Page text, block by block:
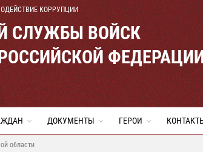
КОРРУПЦИИ
СЛУЖБЫ ВОЙСК
ДОКУМЕНТЫ ГЕРОИ
области